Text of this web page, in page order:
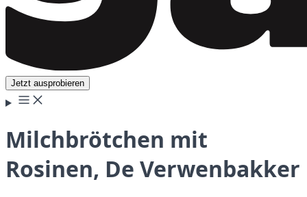
Jetzt ausprobieren
Milchbrötchen mit
Rosinen, De Verwenbakker